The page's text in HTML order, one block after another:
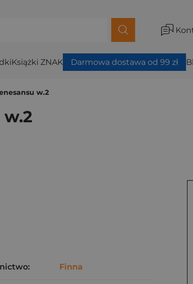
Książki ZNAK Darmowa dostawa od 99 zł
w.2
w.2
Finna